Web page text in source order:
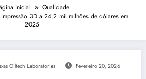
inicial
Qualidade
3D a 24,2 mil milhões de dólares em
2025
Oiltech Laboratories Fevereiro 20, 2026